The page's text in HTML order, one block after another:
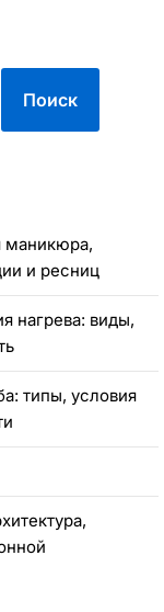
Поиск
маникюра,
и ресниц
нагрева: виды,
типы, условия